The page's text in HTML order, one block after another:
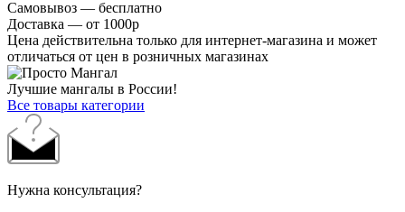
Самовывоз — бесплатно
Доставка — от 1000р
Цена действительна только для интернет-магазина и может
отличаться от цен в розничных магазинах
Лучшие мангалы в России!
Все товары категории
Нужна консультация?